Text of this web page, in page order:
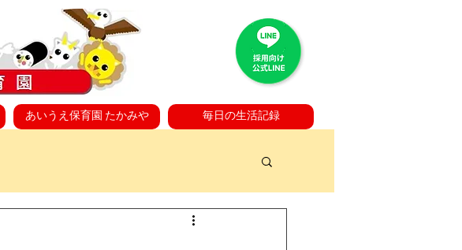
あいうえ保育園 たかみや 毎日の生活記録